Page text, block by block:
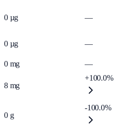
0 µg —
0 µg —
0 mg —
8 mg
+100.0%
0 g
-100.0%